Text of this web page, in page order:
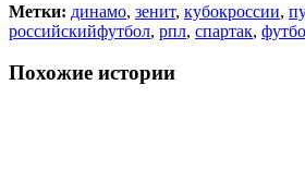
Метки: динамо, зенит, кубокроссии,
российскийфутбол, рпл, спартак,
Похожие истории